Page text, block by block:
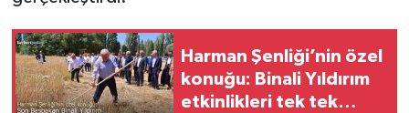
Harman Şenliği’nin özel
konuğu: Binali Yıldırım
etkinlikleri tek tek